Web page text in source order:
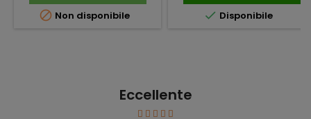
 Non disponibile  Disponibile
Eccellente